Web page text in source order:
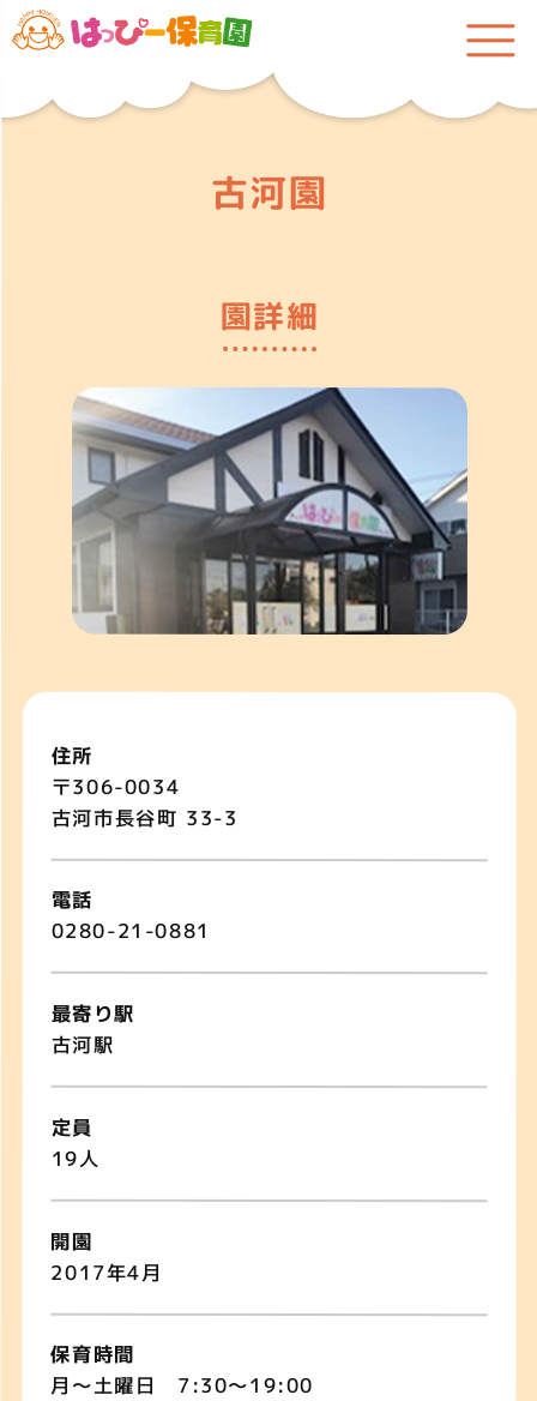
古河園
園詳細
住所
〒306-0034
古河市長谷町 33-3
電話
0280-21-0881
最寄り駅
古河駅
定員
19人
開園
2017年4月
保育時間
月〜土曜日 7:30〜19:00